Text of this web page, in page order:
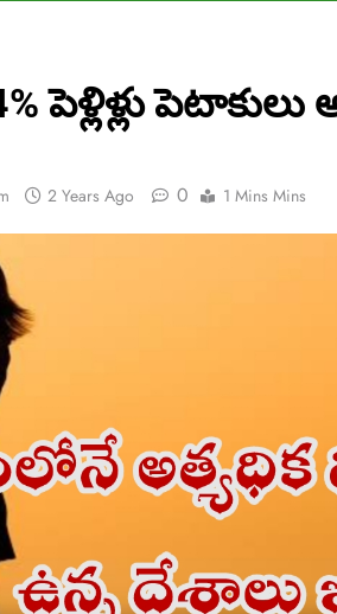
పెళ్లిళ్లు
2 Years Ago 0 1 Mins Mins